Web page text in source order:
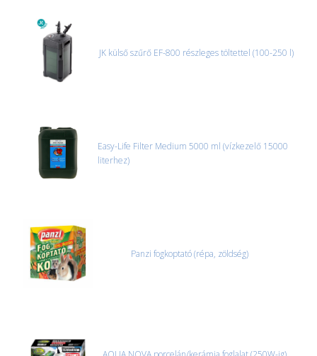
JK külső szűrő EF-800 részleges töltettel (100-250 l)
Easy-Life Filter Medium 5000 ml (vízkezelő 15000
literhez)
Panzi fogkoptató (répa, zöldség)